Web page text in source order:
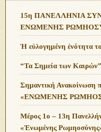
15η ΠΑΝΕΛΛΗΝΙΑ
ΕΝΩΜΕΝΗΣ
Ἡ εὐλογημένη ἑνότητα
“Τα Σημεία των Καιρών”
Σημαντική Ανακοίνωση
«ΕΝΩΜΕΝΗΣ
Μέρος 1ο – 13η
«Ἑνωμένης